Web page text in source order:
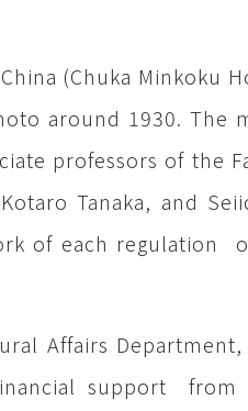
(Chuka Minkoku
around 1930. The
professors of the
Tanaka, and
of each regulation
Affairs
support from